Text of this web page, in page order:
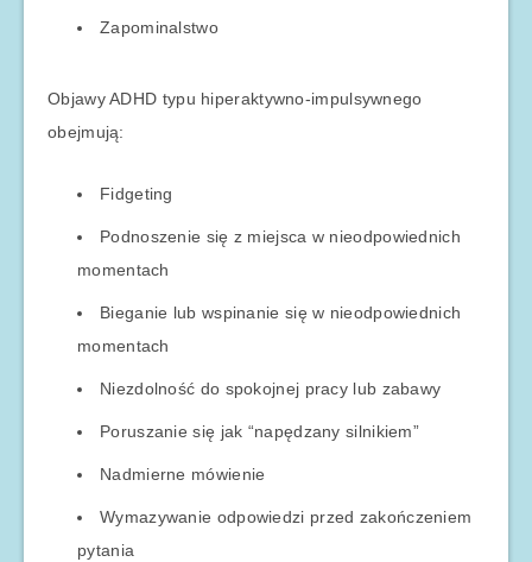
Zapominalstwo
Objawy ADHD typu hiperaktywno-impulsywnego
obejmują:
Fidgeting
Podnoszenie się z miejsca w nieodpowiednich
momentach
Bieganie lub wspinanie się w nieodpowiednich
momentach
Niezdolność do spokojnej pracy lub zabawy
Poruszanie się jak “napędzany silnikiem”
Nadmierne mówienie
Wymazywanie odpowiedzi przed zakończeniem
pytania